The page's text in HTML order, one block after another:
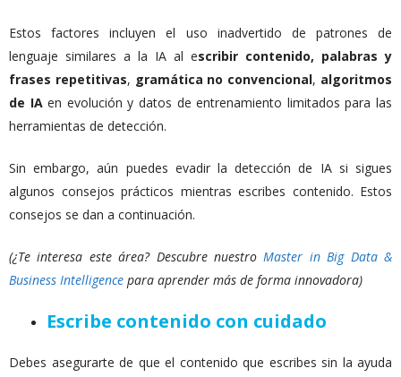
Estos factores incluyen el uso inadvertido de patrones de
lenguaje similares a la IA al escribir contenido, palabras y
frases repetitivas, gramática no convencional, algoritmos
de IAen evolución y datos de entrenamiento limitados para las
herramientas de detección.
Sin embargo, aún puedes evadir la detección de IA si sigues
algunos consejos prácticos mientras escribes contenido. Estos
consejos se dan a continuación.
(¿Te interesa este área? Descubre nuestroMaster in Big Data &
Business Intelligence para aprender más de forma innovadora)
Escribe contenido con cuidado
Debes asegurarte de que el contenido que escribes sin la ayuda